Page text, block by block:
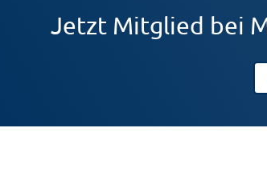
Jetzt Mitglied bei